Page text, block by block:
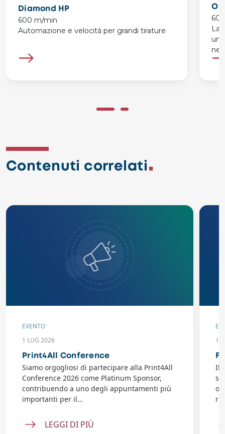
Diamond HP
600 m/min
Automazione e velocità per grandi tirature
La
nel
Contenuti correlati
EVENTO
1 LUG 2026
Print4All Conference
Siamo orgogliosi di partecipare alla Print4All
Conference 2026 come Platinum Sponsor,
contribuendo a uno degli appuntamenti più
importanti per il…
LEGGI DI PIÙ
10
Il